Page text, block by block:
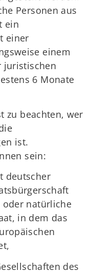
Personen aus
ein
einer
einem
juristischen
6 Monate
zu beachten, wer
ist.
sein:
deutscher
oder natürliche
in dem das
des